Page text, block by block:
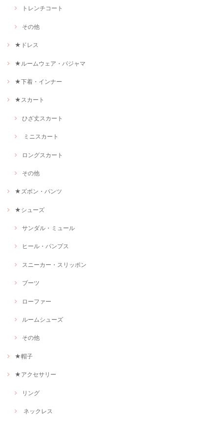
トレンチコート
その他
★ドレス
★ルームウェア・パジャマ
★下着・インナー
★スカート
ひざ丈スカート
ミニスカート
ロングスカート
その他
★ズボン・パンツ
★シューズ
サンダル・ミュール
ヒール・パンプス
スニーカー・スリッポン
ブーツ
ローファー
ルームシューズ
その他
★帽子
★アクセサリー
リング
ネックレス